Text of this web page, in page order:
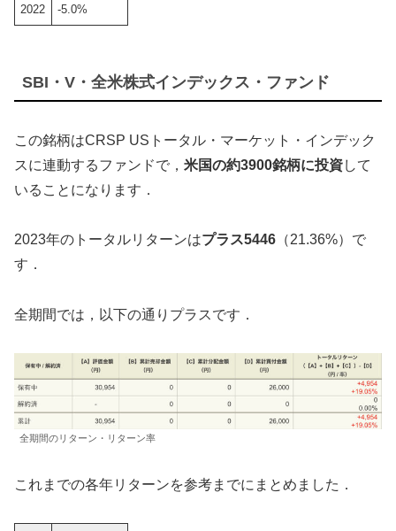
2022 -5.0%
SBI・V・全米株式インデックス・ファンド
この銘柄はCRSP USトータル・マーケット・インデック
スに連動するファンドで， 米国の約3900銘柄に投資して
いることになります．
2023年のトータルリターンはプラス5446 （21.36%）で
す．
全期間では，以下の通りプラスです．
全期間のリターン・リターン率
これまでの各年リターンを参考までにまとめました．